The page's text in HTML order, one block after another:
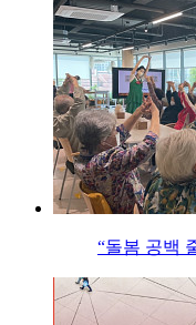
“돌봄 공백